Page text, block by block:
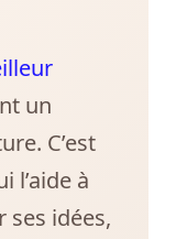
un
C’est
l’aide à
ses idées,